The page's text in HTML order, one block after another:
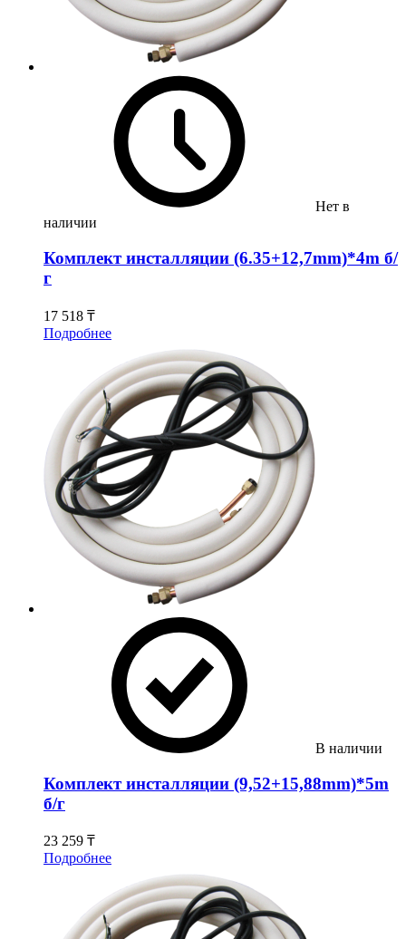
Нет в
наличии
Комплект инсталляции (6.35+12,7mm)*4m б/
г
17 518 ₸
Подробнее
В наличии
Комплект инсталляции (9,52+15,88mm)*5m
б/г
23 259 ₸
Подробнее